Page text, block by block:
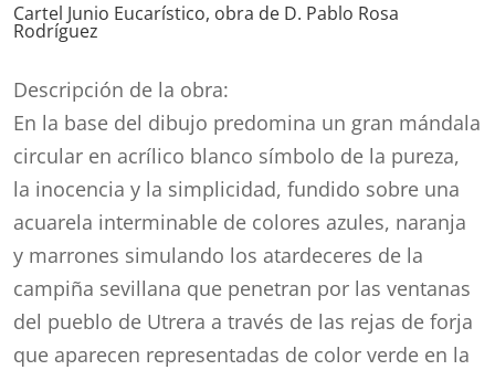
Cartel Junio Eucarístico, obra de D. Pablo Rosa
Rodríguez
Descripción de la obra:
En la base del dibujo predomina un gran mándala
circular en acrílico blanco símbolo de la pureza,
la inocencia y la simplicidad, fundido sobre una
acuarela interminable de colores azules, naranja
y marrones simulando los atardeceres de la
campiña sevillana que penetran por las ventanas
del pueblo de Utrera a través de las rejas de forja
que aparecen representadas de color verde en la